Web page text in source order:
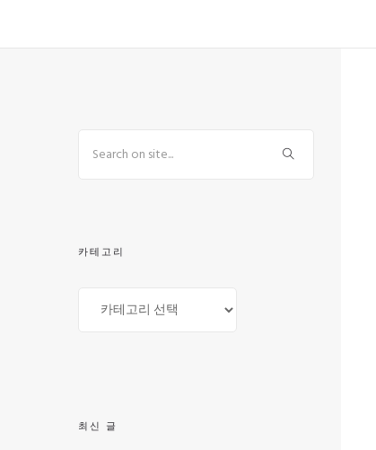
카테고리
최신 글